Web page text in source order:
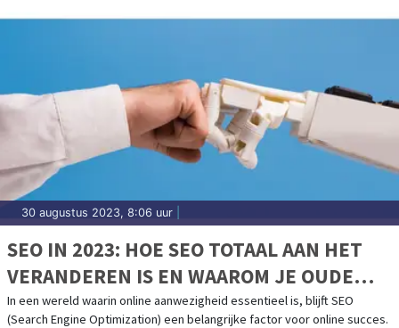
30 augustus 2023, 8:06 uur
SEO IN 2023: HOE SEO TOTAAL AAN HET
VERANDEREN IS EN WAAROM JE OUDE
STRATEGIE NIET MEER WERKT
In een wereld waarin online aanwezigheid essentieel is, blijft SEO
(Search Engine Optimization) een belangrijke factor voor online succes.